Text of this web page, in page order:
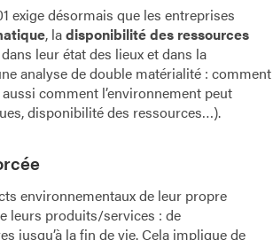
exige désormais que les entreprises
, ladisponibilité des ressources
dans leur état des lieux et dans la
analyse de double matérialité : comment
comment l’environnement peut
disponibilité des ressources…).
environnementaux de leur propre
leurs produits/services : de
jusqu’à la fin de vie. Cela implique de